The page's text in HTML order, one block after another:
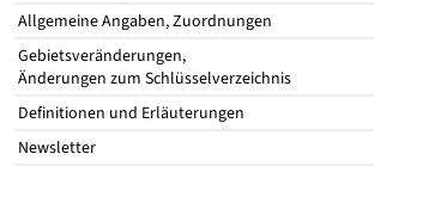
Allgemeine Angaben, Zuordnungen
Gebietsveränderungen,
Änderungen zum Schlüsselverzeichnis
Definitionen und Erläuterungen
Newsletter